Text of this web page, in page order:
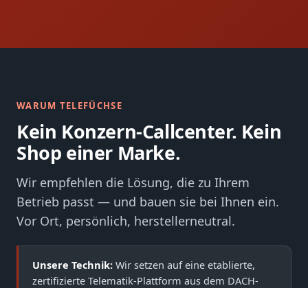
WARUM TELEFÜCHSE
Kein Konzern-Callcenter. Kein
Shop einer Marke.
Wir empfehlen die Lösung, die zu Ihrem
Betrieb passt — und bauen sie bei Ihnen ein.
Vor Ort, persönlich, herstellerneutral.
Unsere Technik: Wir setzen auf eine etablierte,
zertifizierte Telematik-Plattform aus dem DACH-